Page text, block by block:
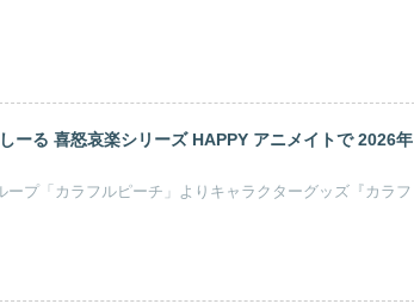
ーる 喜怒哀楽シリーズ HAPPY アニメイトで 2026年
ープ「カラフルピーチ」よりキャラクターグッズ『カラフ